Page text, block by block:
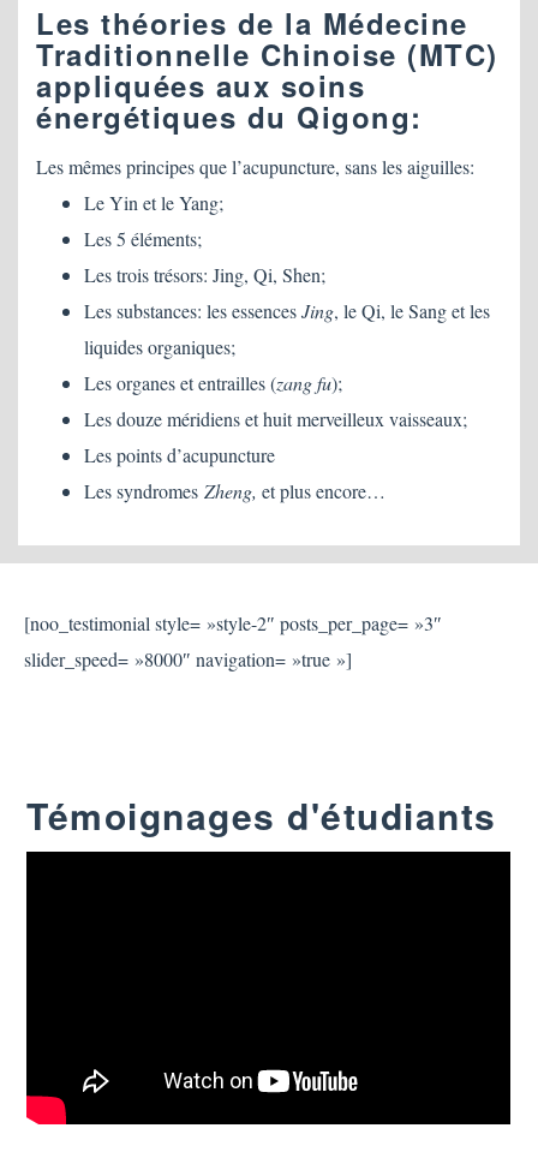
Les théories de la Médecine
Traditionnelle Chinoise (MTC)
appliquées aux soins
énergétiques du Qigong:
Les mêmes principes que l’acupuncture, sans les aiguilles:
Le Yin et le Yang;
Les 5 éléments;
Les trois trésors: Jing, Qi, Shen;
Les substances: les essencesJing, le Qi, le Sang et les
liquides organiques;
Les organes et entrailles (zang fu);
Les douze méridiens et huit merveilleux vaisseaux;
Les points d’acupuncture
Les syndromes Zheng, et plus encore…
[noo_testimonial style= »style-2″ posts_per_page= »3″
slider_speed= »8000″ navigation= »true »]
Témoignages d'étudiants